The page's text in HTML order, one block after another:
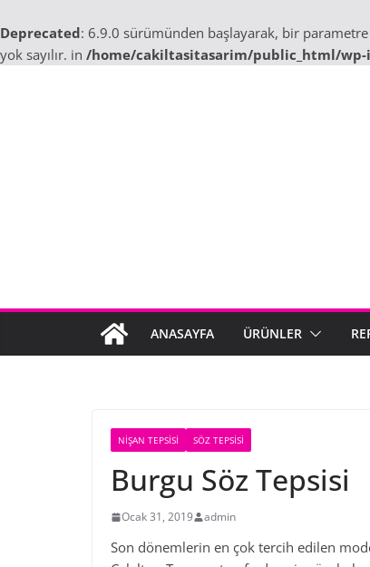
Deprecated: 6.9.0 sürümünden başlayarak, bir parametre
yok sayılır. in /home/cakiltasitasarim/public_html/
ANASAYFA ÜRÜNLER
NIŞAN TEPSISI SÖZ TEPSISI
Burgu Söz Tepsisi
Ocak 31, 2019 admin
Son dönemlerin en çok tercih edilen